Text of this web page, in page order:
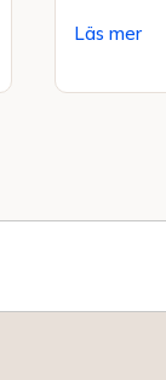
Läs mer